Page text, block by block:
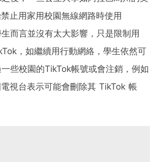
止用家用校園無線網路時使用
而言並沒有太大影響，只是限制用
，如繼續用行動網絡，學生依然可
些校園的TikTok帳號或會注銷，例如
視台表示可能會刪除其 TikTok 帳